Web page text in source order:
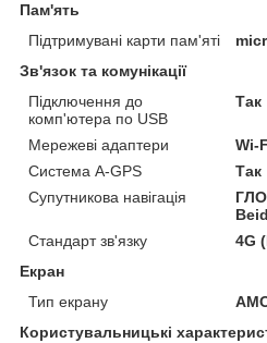
Пам'ять
Підтримувані карти пам'яті
Зв'язок та комунікації
Підключення до
комп'ютера по USB
Так
Мережеві адаптери
Wi-
Система A-GPS
Так
Супутникова навігація
Стандарт зв'язку
4G
Екран
Тип екрану
Користувальницькі